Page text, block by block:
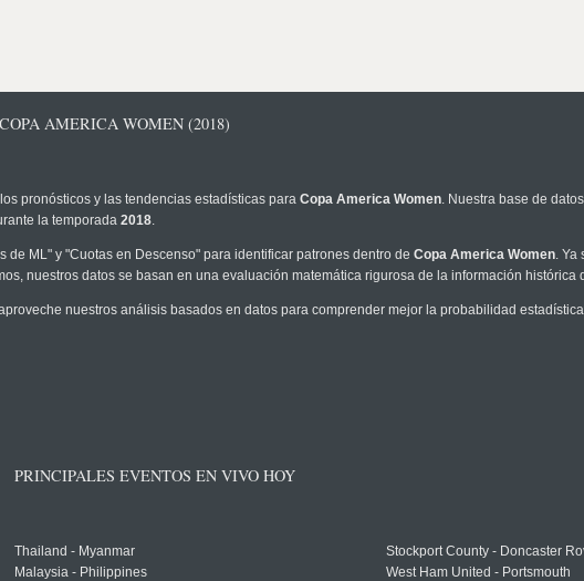
AMERICA WOMEN (2018)
pronósticos y las tendencias estadísticas para Copa America Women. Nuestra base de
la temporada 2018.
de ML" y "Cuotas en Descenso" para identificar patrones dentro de Copa America Women. Ya
nuestros datos se basan en una evaluación matemática rigurosa de la información histórica
nuestros análisis basados en datos para comprender mejor la probabilidad
PRINCIPALES EVENTOS EN VIVO HOY
Thailand - Myanmar
Malaysia - Philippines
Stockport County - Doncaster
West Ham United - Portsmouth